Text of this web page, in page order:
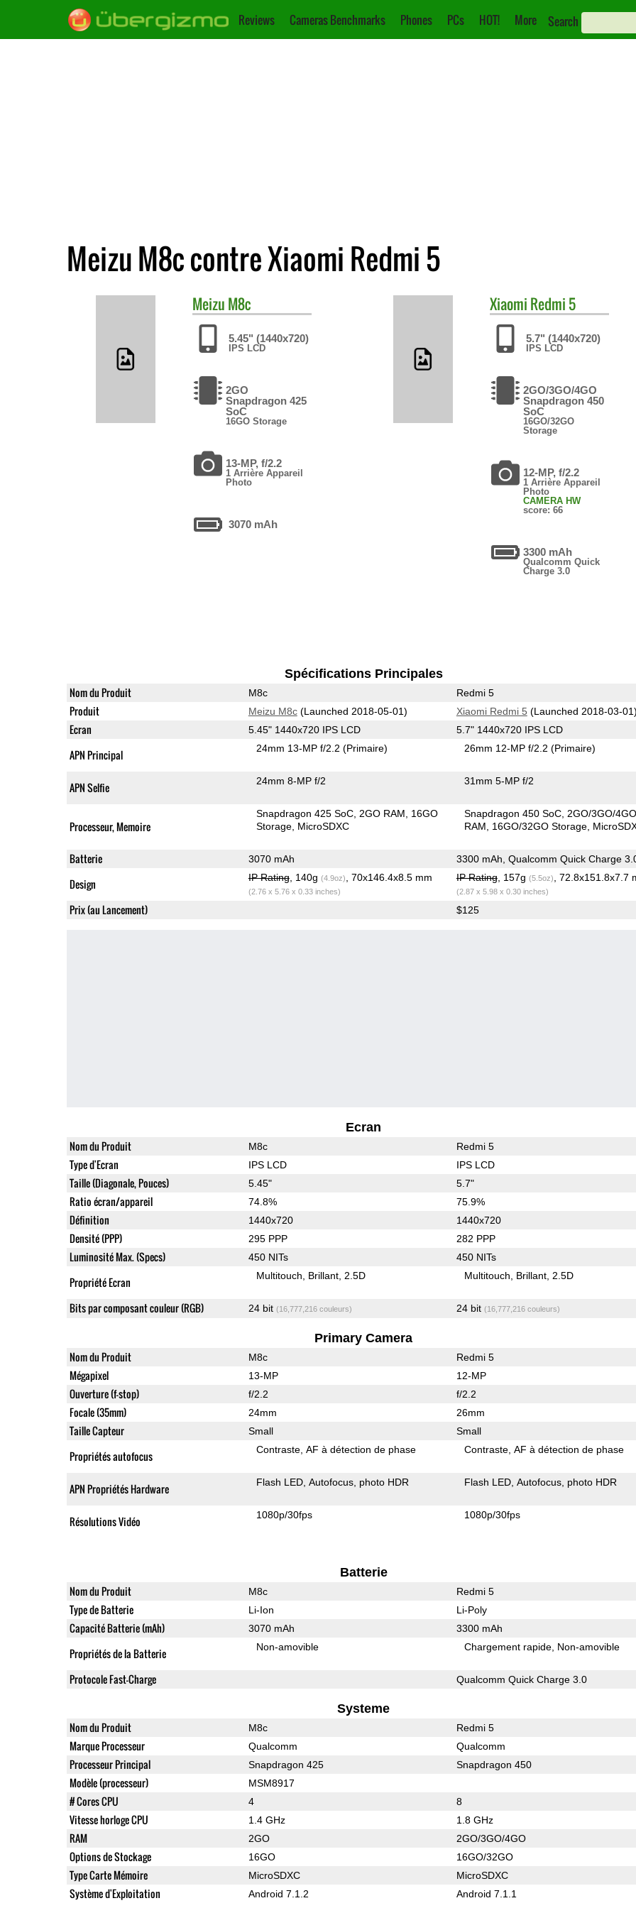
Reviews Cameras Benchmarks Phones PCs HOT! More Search
Meizu M8c contre Xiaomi Redmi 5
Meizu M8c
5.45" (1440x720)
IPS LCD
2GO
Snapdragon 425
SoC
16GO Storage
13-MP, f/2.2
1 Arrière Appareil
Photo
3070 mAh
Xiaomi Redmi 5
5.7" (1440x720)
IPS LCD
2GO/3GO/4GO
Snapdragon 450
SoC
16GO/32GO
Storage
12-MP, f/2.2
1 Arrière Appareil
Photo
CAMERA HW
score: 66
3300 mAh
Qualcomm Quick
Charge 3.0
Spécifications Principales
Nom du Produit M8c Redmi 5
Produit Meizu M8c(Launched 2018-05-01) Xiaomi Redmi 5 (Launched 2018-03-01)
Ecran 5.45" 1440x720 IPS LCD 5.7" 1440x720 IPS LCD
APN Principal 24mm 13-MP f/2.2(Primaire) 26mm 12-MP f/2.2(Primaire)
APN Selfie 24mm 8-MP f/2 31mm 5-MP f/2
Processeur, Memoire
Snapdragon 425 SoC 2GO RAM
16GO
Storage MicroSDXC
Snapdragon 450 SoC 2GO/3GO/4GO
RAM
16GO/32GO Storage
Batterie 3070 mAh 3300 mAh, Qualcomm Quick Charge
Design IP Rating, 140g (4.9oz) , 70x146.4x8.5 mm
(2.76 x 5.76 x 0.33 inches)
IP Rating, 157g (5.5oz) , 72.8x151.8x7.7
(2.87 x 5.98 x 0.30 inches)
Prix (au Lancement) $125
Ecran
Nom du Produit M8c Redmi 5
Type d'Ecran IPS LCD IPS LCD
Taille (Diagonale, Pouces) 5.45" 5.7"
Ratio écran/appareil 74.8% 75.9%
Définition 1440x720 1440x720
Densité (PPP) 295 PPP 282 PPP
Luminosité Max. (Specs) 450 NITs 450 NITs
Propriété Ecran Multitouch Brillant 2.5D Multitouch Brillant 2.5D
Bits par composant couleur (RGB) 24 bit (16,777,216 couleurs) 24 bit (16,777,216 couleurs)
Primary Camera
Nom du Produit M8c Redmi 5
Mégapixel 13-MP 12-MP
Ouverture (f-stop) f/2.2 f/2.2
Focale (35mm) 24mm 26mm
Taille Capteur Small Small
Propriétés autofocus Contraste AF à détection de phase Contraste AF à détection de phase
APN Propriétés Hardware Flash LED Autofocus photo HDR Flash LED Autofocus photo HDR
Résolutions Vidéo 1080p/30fps 1080p/30fps
Batterie
Nom du Produit M8c Redmi 5
Type de Batterie Li-Ion Li-Poly
Capacité Batterie (mAh) 3070 mAh 3300 mAh
Propriétés de la Batterie Non-amovible Chargement rapide Non-amovible
Protocole Fast-Charge Qualcomm Quick Charge 3.0
Systeme
Nom du Produit M8c Redmi 5
Marque Processeur Qualcomm Qualcomm
Processeur Principal Snapdragon 425 Snapdragon 450
Modèle (processeur) MSM8917
# Cores CPU 4 8
Vitesse horloge CPU 1.4 GHz 1.8 GHz
RAM 2GO 2GO/3GO/4GO
Options de Stockage 16GO 16GO/32GO
Type Carte Mémoire MicroSDXC MicroSDXC
Système d'Exploitation Android 7.1.2 Android 7.1.1